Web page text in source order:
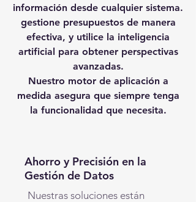
información desde cualquier sistema.
gestione presupuestos de manera
efectiva, y utilice la inteligencia
artificial para obtener perspectivas
avanzadas.
Nuestro motor de aplicación a
medida asegura que siempre tenga
la funcionalidad que necesita.
Ahorro y Precisión en la
Gestión de Datos
Nuestras soluciones están